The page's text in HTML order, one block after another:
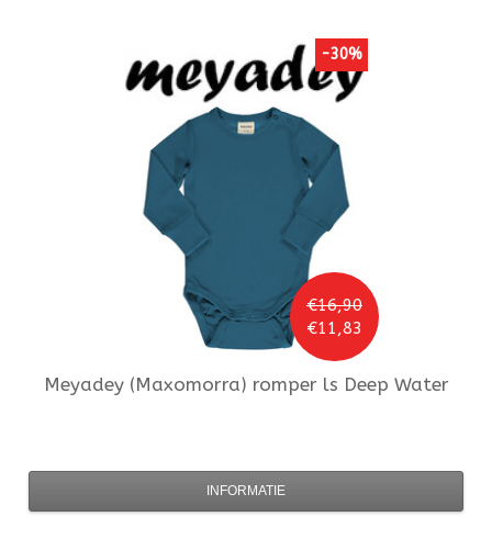
€16,90
€11,83
-30%
Meyadey (Maxomorra) romper ls Deep Water
INFORMATIE